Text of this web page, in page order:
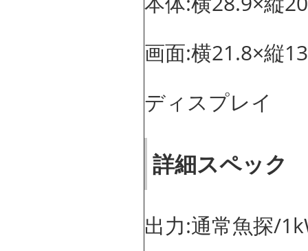
画面:横21.8×縦
ディスプレイ
詳細スペック
出力:通常魚探/